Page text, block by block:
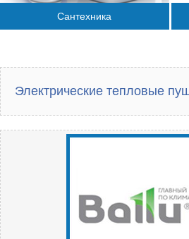
Сантехника
Электрические тепловые